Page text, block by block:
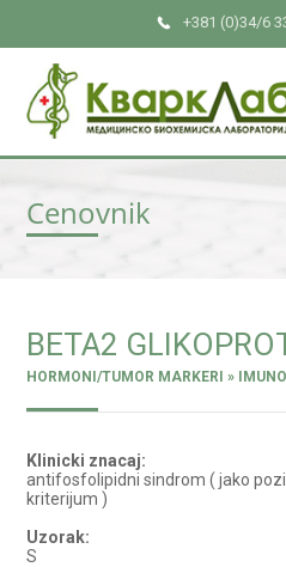
+381 (0)34/6
Cenovnik
BETA2
HORMONI/TUMOR MARKERI »
Klinicki znacaj:
antifosfolipidni sindrom ( jako
kriterijum )
Uzorak:
S